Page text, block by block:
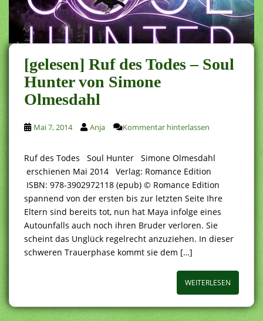
[gelesen] Ruf des Todes – Soul
Hunter von Simone
Olmesdahl
Mai 7, 2014 Anja Kommentar hinterlassen
Ruf des Todes Soul Hunter Simone Olmesdahl
erschienen Mai 2014 Verlag: Romance Edition
ISBN: 978-3902972118 (epub) © Romance Edition
spannend von der ersten bis zur letzten Seite Ihre
Eltern sind bereits tot, nun hat Maya infolge eines
Autounfalls auch noch ihren Bruder verloren. Sie
scheint das Unglück regelrecht anzuziehen. In dieser
schweren Trauerphase kommt sie dem […]
WEITERLESEN